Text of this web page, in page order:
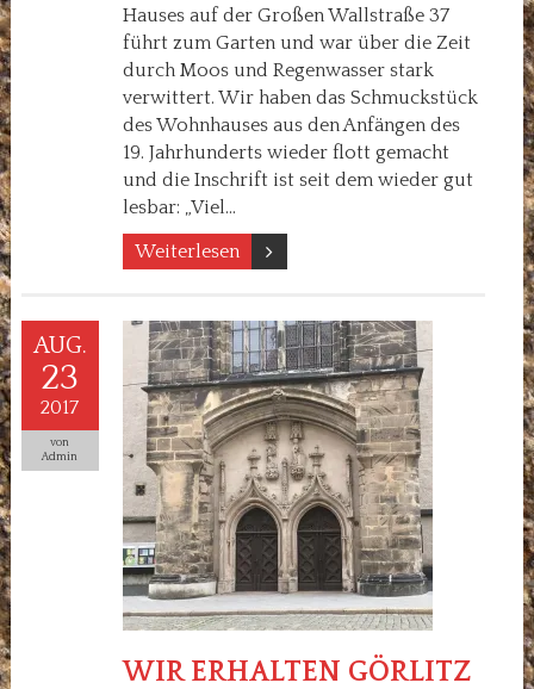
Hauses auf der Großen Wallstraße 37
führt zum Garten und war über die Zeit
durch Moos und Regenwasser stark
verwittert. Wir haben das Schmuckstück
des Wohnhauses aus den Anfängen des
19. Jahrhunderts wieder flott gemacht
und die Inschrift ist seit dem wieder gut
lesbar: „Viel…
Weiterlesen
AUG.
23
2017
von
Admin
WIR ERHALTEN GÖRLITZ